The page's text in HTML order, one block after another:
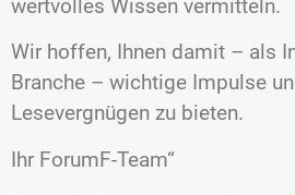
wertvolles Wissen vermitteln.
Wir hoffen, Ihnen damit – als
Branche – wichtige Impulse
Lesevergnügen zu bieten.
Ihr ForumF-Team“